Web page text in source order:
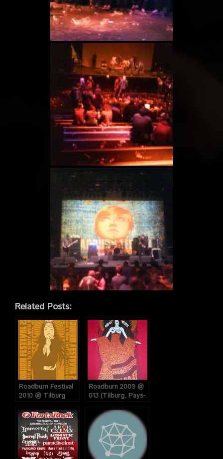
Related Posts:
Roadburn Festival
2010 @ Tilburg
au 17 Avril 2010
Roadburn 2009 @
013 (Tilburg, Pays-
Avril 2009